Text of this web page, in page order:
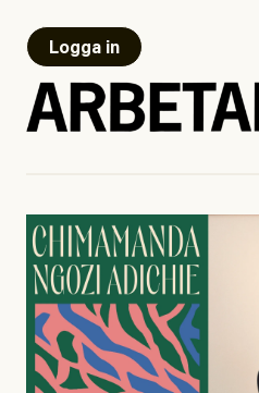
Logga in